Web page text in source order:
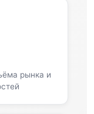
рынка и